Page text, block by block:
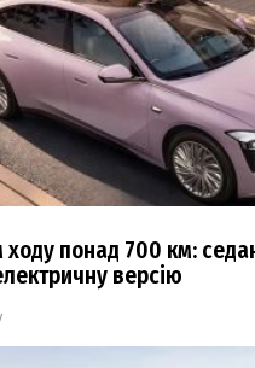
ходу понад 700 км:
версію